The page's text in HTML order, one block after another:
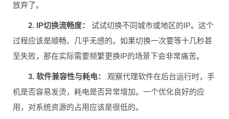
放弃了。
2. IP切换流畅度：
试试切换不同城市或地区的IP。这个
过程应该是顺畅、几乎无感的。如果切换一次要等十几秒甚
至失败，那在实际需要频繁更换IP的场景下会非常痛苦。
3. 软件兼容性与耗电：
观察代理软件在后台运行时，手
机是否容易发烫，耗电是否异常增加。一个优化良好的应
用，对系统资源的占用应该是很低的。